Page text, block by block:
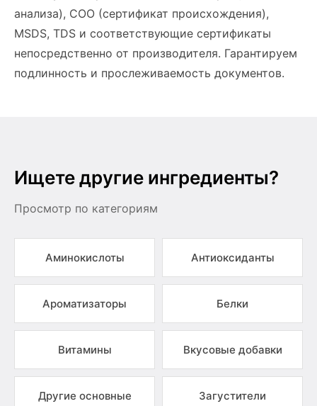
анализа), COO (сертификат происхождения),
MSDS, TDS и соответствующие сертификаты
непосредственно от производителя. Гарантируем
подлинность и прослеживаемость документов.
Ищете другие ингредиенты?
Просмотр по категориям
Аминокислоты Антиоксиданты
Ароматизаторы Белки
Витамины Вкусовые добавки
Другие основные
Загустители